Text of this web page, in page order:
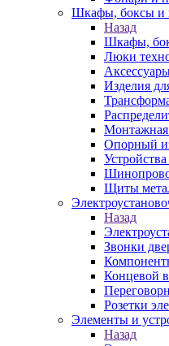
Шкафы, боксы и
Назад
Шкафы,
Люки
Изделия
Монтажная
Опорный
Щиты
Назад
Звонки
Концевой
Розетки
Элементы и
Назад